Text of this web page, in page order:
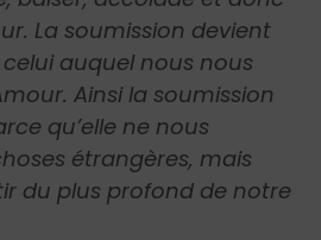
La soumission devient
auquel nous nous
Ainsi la soumission
qu’elle ne nous
étrangères, mais
du plus profond de notre